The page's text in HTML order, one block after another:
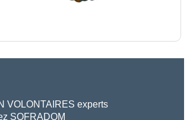
VOLONTAIRES experts
SOFRADOM